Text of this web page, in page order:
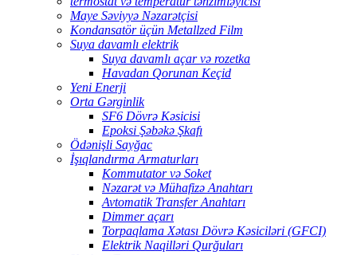
Maye Səviyyə Nəzarətçisi
Kondansatör üçün Metallzed Film
Suya davamlı elektrik
Suya davamlı açar və rozetka
Havadan Qorunan Keçid
Yeni Enerji
Orta Gərginlik
SF6 Dövrə Kəsicisi
Epoksi Şəbəkə Şkafı
Ödənişli Sayğac
İşıqlandırma Armaturları
Kommutator və Soket
Nəzarət və Mühafizə Anahtarı
Avtomatik Transfer Anahtarı
Dimmer açarı
Torpaqlama Xətası Dövrə Kəsiciləri (GFCI)
Elektrik Naqilləri Qurğuları